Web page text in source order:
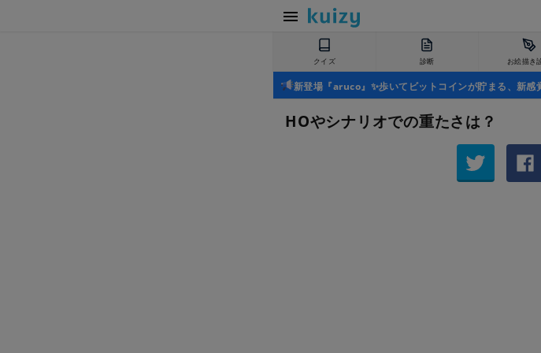
クイズ 診断 お絵描き
新登場『aruco』✨歩いてビットコインが貯まる、新
HOやシナリオでの重たさは？